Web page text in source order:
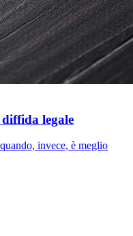
legale
invece, è meglio